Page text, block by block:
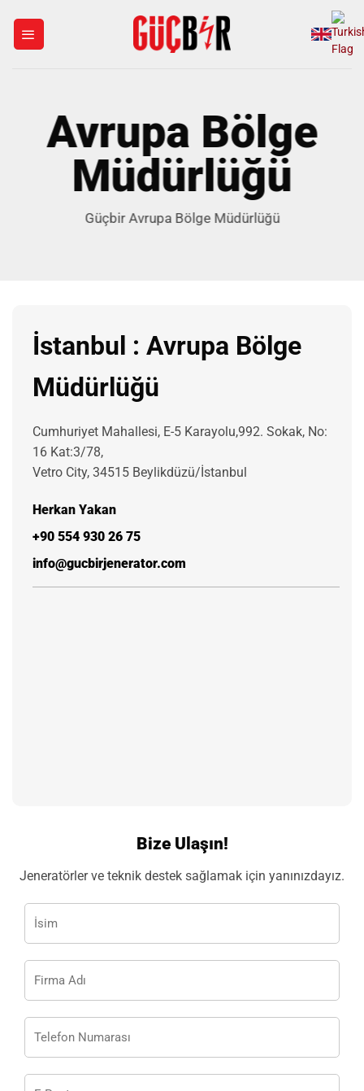
Avrupa Bölge
Müdürlüğü
Güçbir Avrupa Bölge Müdürlüğü
İstanbul : Avrupa Bölge
Müdürlüğü
Cumhuriyet Mahallesi, E-5 Karayolu,992. Sokak, No:
16 Kat:3/78,
Vetro City, 34515 Beylikdüzü/İstanbul
Herkan Yakan
+90 554 930 26 75
info@gucbirjenerator.com
Bize Ulaşın!
Jeneratörler ve teknik destek sağlamak için yanınızdayız.